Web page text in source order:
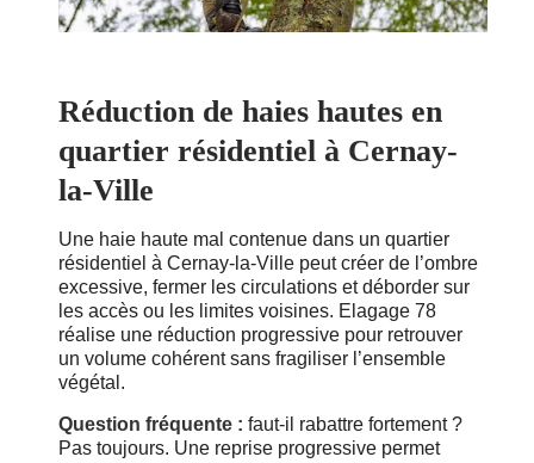
Réduction de haies hautes en
quartier résidentiel à Cernay-
la-Ville
Une haie haute mal contenue dans un quartier
résidentiel à Cernay-la-Ville peut créer de l’ombre
excessive, fermer les circulations et déborder sur
les accès ou les limites voisines. Elagage 78
réalise une réduction progressive pour retrouver
un volume cohérent sans fragiliser l’ensemble
végétal.
Question fréquente : faut-il rabattre fortement ?
Pas toujours. Une reprise progressive permet